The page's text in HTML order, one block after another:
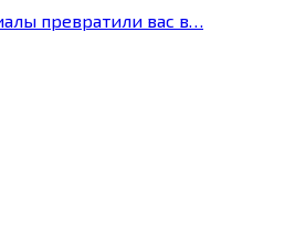
превратили вас в…